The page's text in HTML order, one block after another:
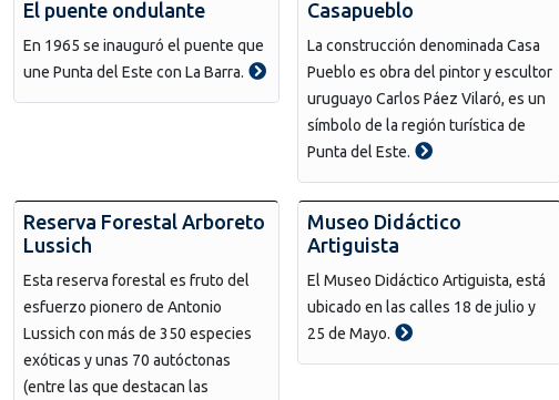
El puente ondulante
En 1965 se inauguró el puente que
une Punta del Este con La Barra.
Casapueblo
La construcción denominada Casa
Pueblo es obra del pintor y escultor
uruguayo Carlos Páez Vilaró, es un
símbolo de la región turística de
Punta del Este.
Reserva Forestal Arboreto
Lussich
Esta reserva forestal es fruto del
esfuerzo pionero de Antonio
Lussich con más de 350 especies
exóticas y unas 70 autóctonas
(entre las que destacan las
Museo Didáctico
Artiguista
El Museo Didáctico Artiguista, está
ubicado en las calles 18 de julio y
25 de Mayo.